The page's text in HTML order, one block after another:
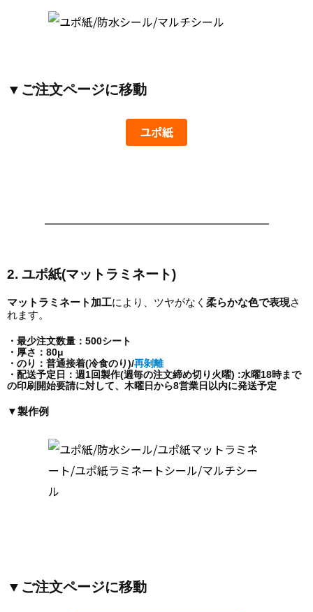
▼ご注文ページに移動
ユポ紙
2. ユポ紙(マットラミネート)
マットラミネート加工により、ツヤがなく 柔らかな色で表現さ
れます。
・最少注文数量：500シート
・厚さ：80μ
・のり：普通接着(冷食のり)/再剝離
・配送予定日：週1回製作(週毎の注文締め切り火曜) :水曜18時まで
の印刷開始要請に対して、木曜日から8営業日以内に発送予定
▼製作例
▼ご注文ページに移動